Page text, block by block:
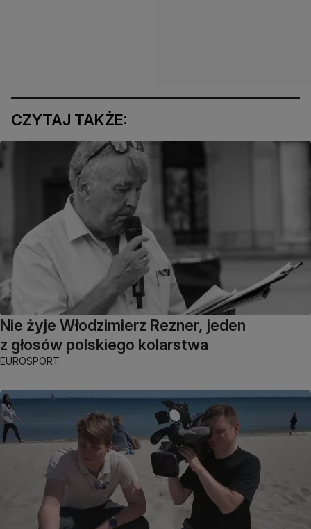
CZYTAJ TAKŻE:
Nie żyje Włodzimierz Rezner, jeden
z głosów polskiego kolarstwa
EUROSPORT